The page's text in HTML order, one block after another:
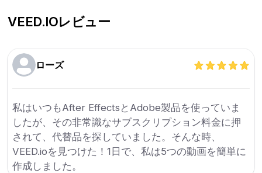
VEED.IOレビュー
ローズ
私はいつもAfter EffectsとAdobe製品を使っていま
したが、その非常識なサブスクリプション料金に押
されて、代替品を探していました。そんな時、
VEED.ioを見つけた！1日で、私は5つの動画を簡単に
作成しました。